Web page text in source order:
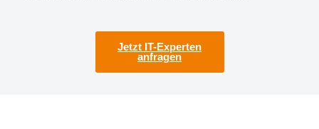
Jetzt IT-Experten
anfragen